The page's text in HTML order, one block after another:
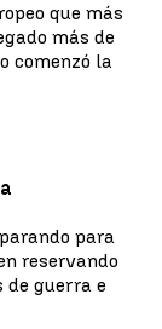
que más
más de
comenzó la
para
reservando
guerra e